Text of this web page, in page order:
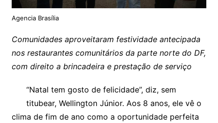
Agencia Brasília
Comunidades aproveitaram festividade antecipada
nos restaurantes comunitários da parte norte do DF,
com direito a brincadeira e prestação de serviço
“Natal tem gosto de felicidade”, diz, sem
titubear, Wellington Júnior. Aos 8 anos, ele vê o
clima de fim de ano como a oportunidade perfeita